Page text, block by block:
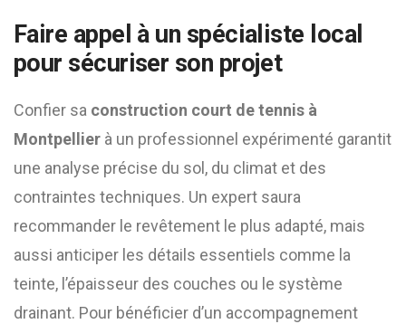
Faire appel à un spécialiste local
pour sécuriser son projet
Confier sa construction court de tennis à
Montpellier à un professionnel expérimenté garantit
une analyse précise du sol, du climat et des
contraintes techniques. Un expert saura
recommander le revêtement le plus adapté, mais
aussi anticiper les détails essentiels comme la
teinte, l’épaisseur des couches ou le système
drainant. Pour bénéficier d’un accompagnement